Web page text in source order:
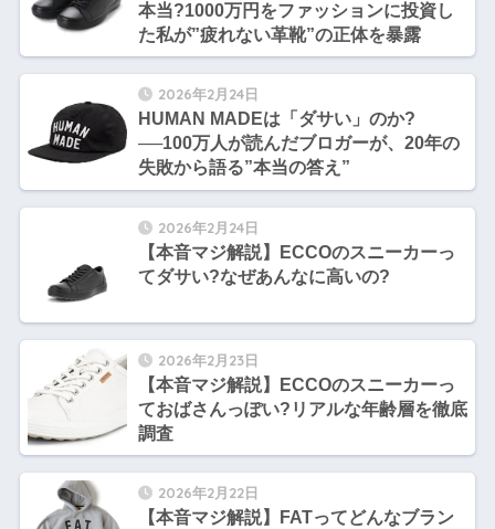
本当?1000万円をファッションに投資し
た私が”疲れない革靴”の正体を暴露
2026年2月24日
HUMAN MADEは「ダサい」のか?
──100万人が読んだブロガーが、20年の
失敗から語る”本当の答え”
2026年2月24日
【本音マジ解説】ECCOのスニーカーっ
てダサい?なぜあんなに高いの?
2026年2月23日
【本音マジ解説】ECCOのスニーカーっ
ておばさんっぽい?リアルな年齢層を徹底
調査
2026年2月22日
【本音マジ解説】FATってどんなブラン